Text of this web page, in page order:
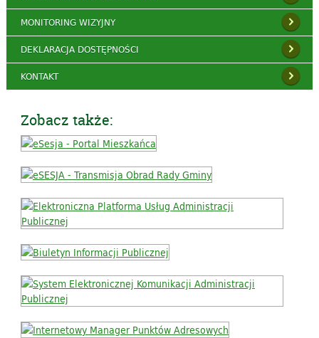
MONITORING WIZYJNY
DEKLARACJA DOSTĘPNOŚCI
KONTAKT
Zobacz także: